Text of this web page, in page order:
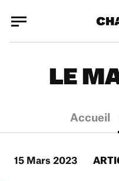
LE
Accueil
15 Mars 2023